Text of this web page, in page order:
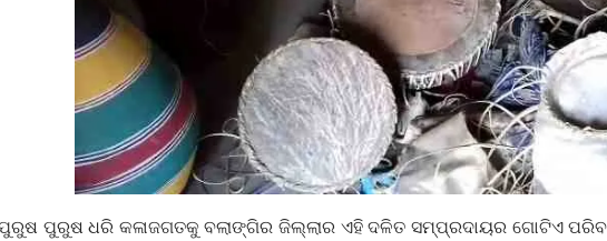
ପୁରୁଷ ଧରି କଳାଜଗତକୁ ବଲାଙ୍ଗିର ଜିଲ୍ଲାର ଏହି ଦଳିତ ସମ୍ପ୍ରଦାୟର ଗୋଟିଏ